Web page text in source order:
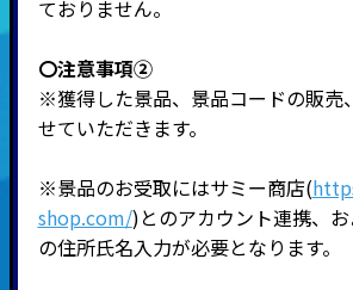
ておりません。
〇注意事項②
※獲得した景品、景品コードの販売
せていただきます。
※景品のお受取にはサミー商店(
shop.com/)とのアカウント連携、
の住所氏名入力が必要となります。